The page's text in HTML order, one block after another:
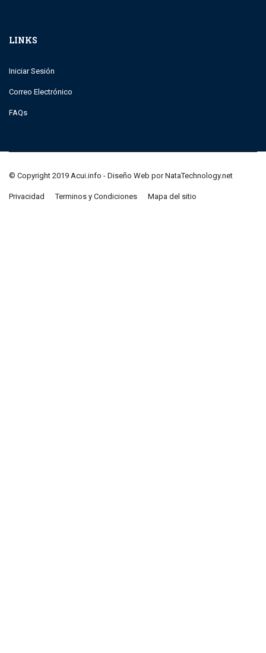
LINKS
Iniciar Sesión
Correo Electrónico
FAQs
© Copyright 2019 Acui.info - Diseño Web por NataTechnology.net
Privacidad Terminos y Condiciones Mapa del sitio